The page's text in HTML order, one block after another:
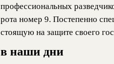
профессиональных
рота номер 9. Постепенно
стоящую на защите своего
в наши дни